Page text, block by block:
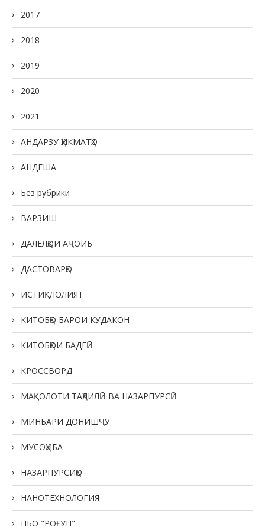
2017
2018
2019
2020
2021
АНДАРЗУ ҲИКМАТҲО
АНДЕША
Без рубрики
ВАРЗИШ
ДАЛЕЛҲОИ АҶОИБ
ДАСТОВАРҲО
ИСТИҚЛОЛИЯТ
КИТОБҲО БАРОИ КӮДАКОН
КИТОБҲОИ БАДЕӢ
КРОССВОРД
МАҚОЛОТИ ТАҲЛИЛӢ ВА НАЗАРПУРСӢ
МИНБАРИ ДОНИШҶӮ
МУСОҲИБА
НАЗАРПУРСИҲО
НАНОТЕХНОЛОГИЯ
НБО "РОҒУН"